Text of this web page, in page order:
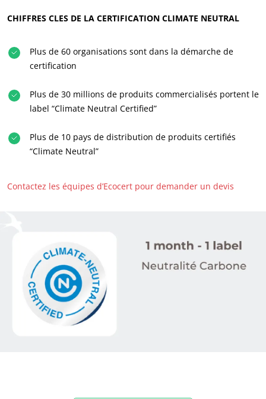
Agroalimentaire
Textile
Bois et forêt
Matériaux durables
CHIFFRES CLES DE LA CERTIFICATION CLIMATE NEUTRAL
Plus de 60 organisations sont dans la démarche de
certification
Plus de 30 millions de produits commercialisés portent le
label “Climate Neutral Certified”
Plus de 10 pays de distribution de produits certifiés
“Climate Neutral”
Contactez les équipes d’Ecocert pour demander un devis